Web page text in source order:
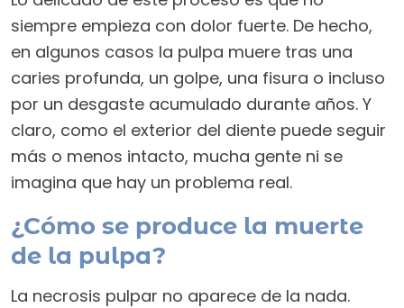
siempre empieza con dolor fuerte. De hecho,
en algunos casos la pulpa muere tras una
caries profunda, un golpe, una fisura o incluso
por un desgaste acumulado durante años. Y
claro, como el exterior del diente puede seguir
más o menos intacto, mucha gente ni se
imagina que hay un problema real.
¿Cómo se produce la muerte
de la pulpa?
La necrosis pulpar no aparece de la nada.